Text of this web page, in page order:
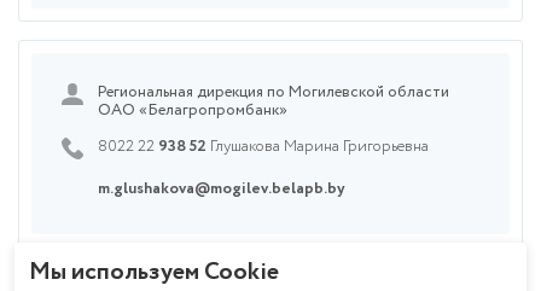
Региональная дирекция по Могилевской области
ОАО «Белагропромбанк»
8022 22 938 52 Глушакова Марина Григорьевна
m.glushakova@mogilev.belapb.by
Мы используем Cookie